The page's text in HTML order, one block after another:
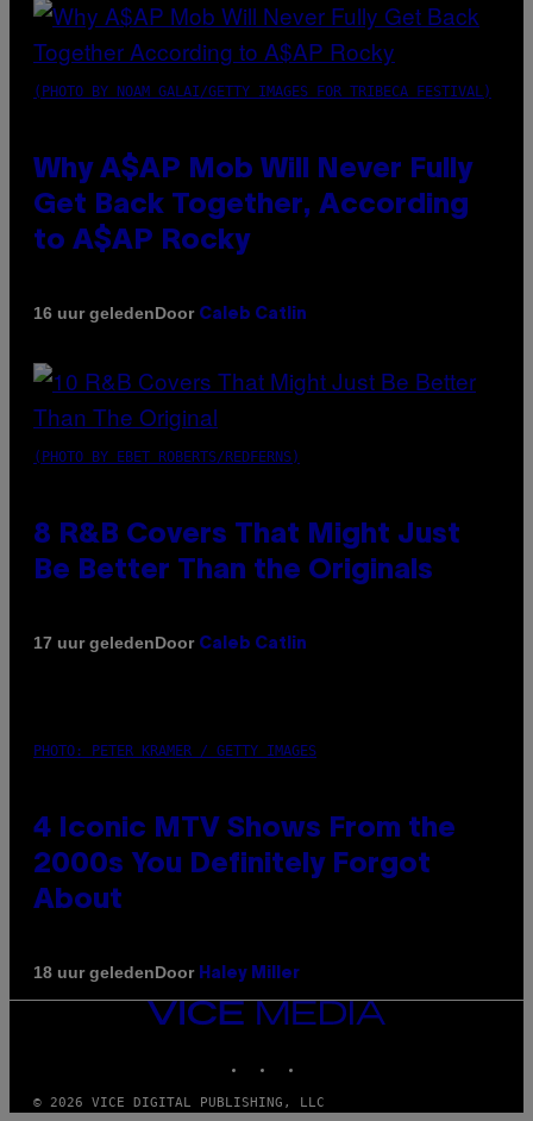
(PHOTO BY NOAM GALAI/GETTY IMAGES FOR TRIBECA FESTIVAL)
Why A$AP Mob Will Never Fully
Get Back Together, According
to A$AP Rocky
16 uur geledenDoor Caleb Catlin
(PHOTO BY EBET ROBERTS/REDFERNS)
8 R&B Covers That Might Just
Be Better Than the Originals
17 uur geledenDoor Caleb Catlin
PHOTO: PETER KRAMER / GETTY IMAGES
4 Iconic MTV Shows From the
2000s You Definitely Forgot
About
18 uur geledenDoor Haley Miller
VICE
MEDIA
© 2026 VICE DIGITAL PUBLISHING, LLC